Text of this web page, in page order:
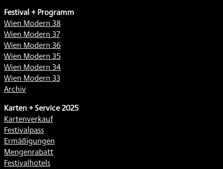
Festival + Programm
Wien Modern 38
Wien Modern 37
Wien Modern 36
Wien Modern 35
Wien Modern 34
Wien Modern 33
Archiv
Karten + Service 2025
Kartenverkauf
Festivalpass
Ermäßigungen
Mengenrabatt
Festivalhotels